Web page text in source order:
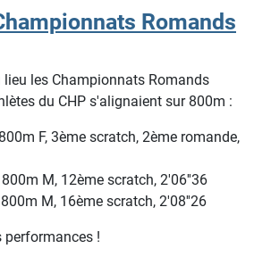
Romands
lieu les Championnats Romands
du CHP s'alignaient sur 800m :
F, 3ème scratch, 2ème romande,
M, 12ème scratch, 2'06''36
M, 16ème scratch, 2'08''26
performances !